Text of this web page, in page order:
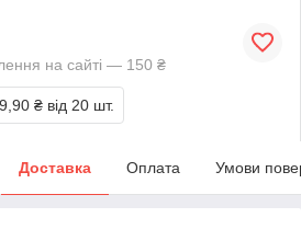
на сайті — 150 ₴
₴ від 20 шт.
Доставка Оплата Умови